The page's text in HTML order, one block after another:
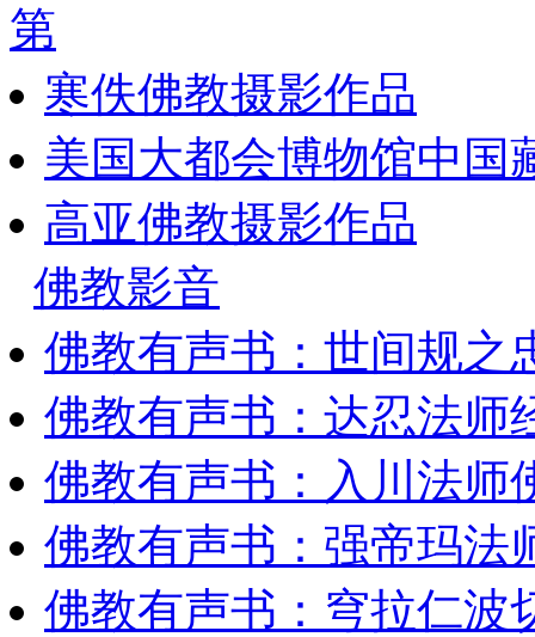
第
寒佚佛教摄影作品
美国大都会博物馆中国
高亚佛教摄影作品
佛教影音
佛教有声书：世间规
佛教有声书：达忍法师
佛教有声书：入川法师
佛教有声书：强帝玛法
佛教有声书：穹拉仁波